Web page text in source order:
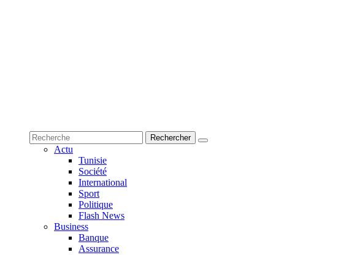
Actu
Tunisie
Société
International
Sport
Politique
Flash News
Business
Banque
Assurance